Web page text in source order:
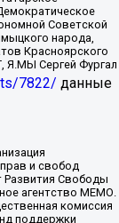
Советской
народа,
Красноярского
Я.МЫ Сергей Фургал
7822/ данные
Владимирович, Баранова Наталья Владимировна, Гозман Леонид Яковлевич, Кагарлицкий Борис Юльевич, Климарев Михаил Валерьевич, Милов Владимир Станиславович, Автономная некоммерческая организация Краснодарский центр современного искусства "Типография", Моргенштерн Алишер Тагирович, Соболь Любовь Эдуардовна, Общество с ограниченной ответственностью "ЛИЗА НОРМ", Каспаров Гарри Кимович, Ходорковский Михаил Борисович, Общество с ограниченной ответственностью "Апрельские тезисы", Данилович Ирина Брониславовна, Кашин Олег Владимирович, Петров Николай Владимирович, Пивоваров Алексей Владимирович, Соколов Михаил Владимирович, Цветкова Юлия Владимировна, Чичваркин Евгений Александрович, Комитет против пыток/Команда против пыток, Общество с ограниченной ответственностью "Первый научный", Общество с ограниченной ответственностью "Вертолет и ко", Белоцерковская Вероника Борисовна, Кац Максим Евгеньевич, Лазарева Татьяна Юрьевна, Шаведдинов Руслан Табризович, Яшин Илья Валерьевич, Общество с ограниченной ответственностью "Иноагент ААВ", Алешковский Дмитрий Петрович, Альбац Евгения Марковна, Быков Дмитрий Львович, Галямина Юлия Евгеньевна, Лойко Сергей Леонидович, Мартынов Кирилл Константинович, Медведев Сергей Александрович, Крашенинников Федор Геннадиевич, Гордеева Катерина Вл